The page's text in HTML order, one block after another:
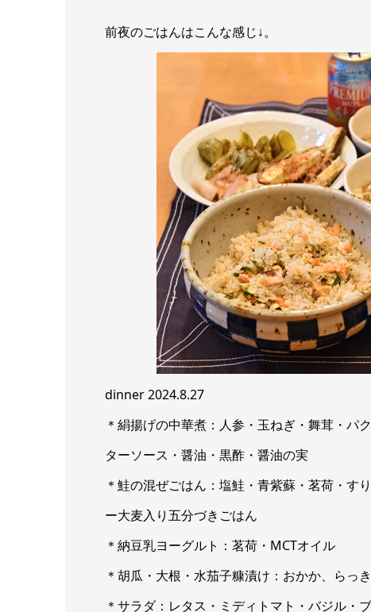
前夜のごはんはこんな感じ↓。
dinner 2024.8.27
＊絹揚げの中華煮：人参・玉ねぎ・舞茸・パ
ターソース・醤油・黒酢・醤油の実
＊鮭の混ぜごはん：塩鮭・青紫蘇・茗荷・す
ー大麦入り五分づきごはん
＊納豆乳ヨーグルト：茗荷・MCTオイル
＊胡瓜・大根・水茄子糠漬け：おかか、らっ
＊サラダ：レタス・ミディトマト・バジル・